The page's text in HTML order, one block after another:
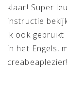
klaar! Super
instructie
ik ook
in het Engels,
creabeaplezier!